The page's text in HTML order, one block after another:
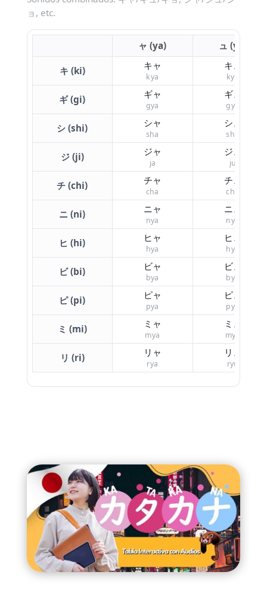
ョ, etc.
ャ (ya) ュ (yu)
キ (ki) キャ
kya
キュ
kyu
ギ (gi) ギャ
gya
ギュ
gyu
シ (shi) シャ
sha
シュ
shu
ジ (ji) ジャ
ja
ジュ
ju
チ (chi) チャ
cha
チュ
chu
ニ (ni) ニャ
nya
ニュ
nyu
ヒ (hi) ヒャ
hya
ヒュ
hyu
ビ (bi) ビャ
bya
ビュ
byu
ピ (pi) ピャ
pya
ピュ
pyu
ミ (mi) ミャ
mya
ミュ
myu
リ (ri) リャ
rya
リュ
ryu